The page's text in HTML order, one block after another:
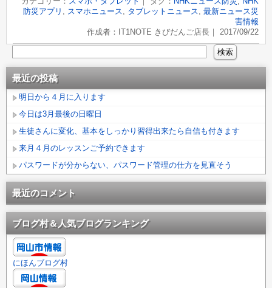
防災アプリ
スマホニュース タブレットニュース
最新ニュース災
害情報
作成者：IT1NOTE きびだんご店長｜ 2017/09/22
最近の投稿
明日から４月に入ります
今日は3月最後の日曜日
生徒さんに変化、基本をしっかり習得出来たら自信も付きます
来月４月のレッスンご予約できます
パスワードが分からない、パスワード管理の仕方を見直そう
最近のコメント
ブログ村＆人気ブログランキング
にほんブログ村